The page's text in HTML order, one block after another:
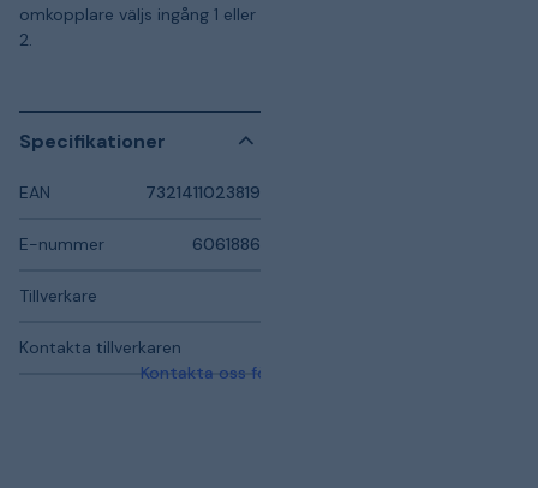
omkopplare väljs ingång 1 eller
2.
Specifikationer
EAN 7321411023819
E-nummer 6061886
Tillverkare
Kontakta tillverkaren
Kontakta oss för mer information